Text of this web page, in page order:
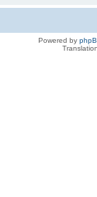
Powered by